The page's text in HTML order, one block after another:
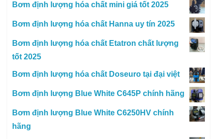
Bơm định lượng hóa chất mini giá tốt 2025
Bơm định lượng hóa chất Hanna uy tín 2025
Bơm định lượng hóa chất Etatron chất lượng
tốt 2025
Bơm định lượng hóa chất Doseuro tại đại việt
Bơm định lượng Blue White C645P chính hãng
Bơm định lượng Blue White C6250HV chính
hãng